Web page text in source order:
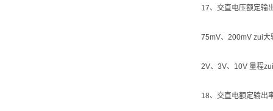
17、交直电压额定输
75mV、200mV zui大
2V、3V、10V 量程
18、交直电额定输出